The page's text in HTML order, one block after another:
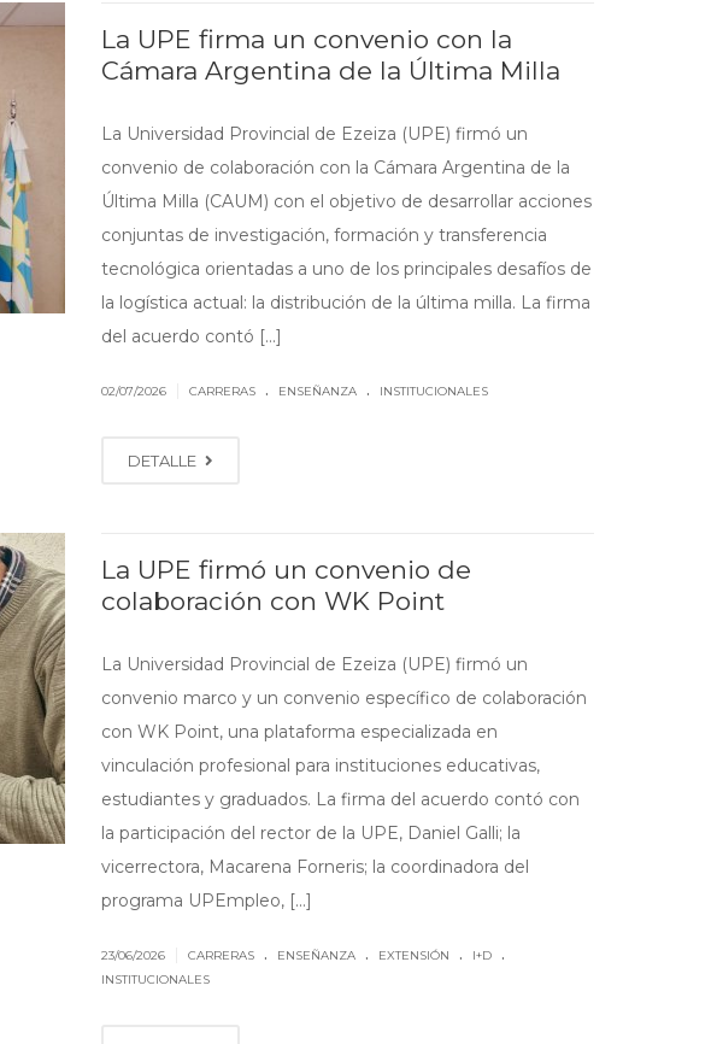
La UPE firma un convenio con la
Cámara Argentina de la Última Milla
La Universidad Provincial de Ezeiza (UPE) firmó un
convenio de colaboración con la Cámara Argentina de la
Última Milla (CAUM) con el objetivo de desarrollar acciones
conjuntas de investigación, formación y transferencia
tecnológica orientadas a uno de los principales desafíos de
la logística actual: la distribución de la última milla. La firma
del acuerdo contó [...]
02/07/2026 CARRERAS . ENSEÑANZA . INSTITUCIONALES
DETALLE
La UPE firmó un convenio de
colaboración con WK Point
La Universidad Provincial de Ezeiza (UPE) firmó un
convenio marco y un convenio específico de colaboración
con WK Point, una plataforma especializada en
vinculación profesional para instituciones educativas,
estudiantes y graduados. La firma del acuerdo contó con
la participación del rector de la UPE, Daniel Galli; la
vicerrectora, Macarena Forneris; la coordinadora del
programa UPEmpleo, [...]
23/06/2026 CARRERAS . ENSEÑANZA . EXTENSIÓN . I+D .
INSTITUCIONALES